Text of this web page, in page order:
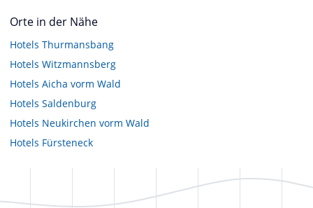
Orte in der Nähe
Hotels Thurmansbang
Hotels Witzmannsberg
Hotels Aicha vorm Wald
Hotels Saldenburg
Hotels Neukirchen vorm Wald
Hotels Fürsteneck